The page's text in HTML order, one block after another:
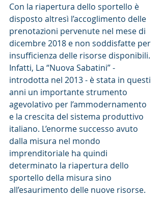
Con la riapertura dello sportello è
disposto altresì l’accoglimento delle
prenotazioni pervenute nel mese di
dicembre 2018 e non soddisfatte per
insufficienza delle risorse disponibili.
Infatti, La “Nuova Sabatini” -
introdotta nel 2013 - è stata in questi
anni un importante strumento
agevolativo per l’ammodernamento
e la crescita del sistema produttivo
italiano. L’enorme successo avuto
dalla misura nel mondo
imprenditoriale ha quindi
determinato la riapertura dello
sportello della misura sino
all’esaurimento delle nuove risorse.